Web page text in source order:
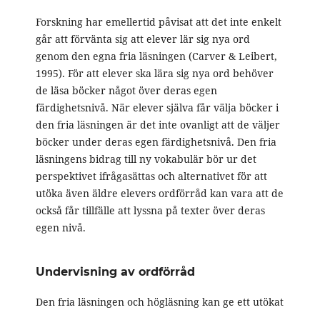
Forskning har emellertid påvisat att det inte enkelt
går att förvänta sig att elever lär sig nya ord
genom den egna fria läsningen (Carver & Leibert,
1995). För att elever ska lära sig nya ord behöver
de läsa böcker något över deras egen
färdighetsnivå. När elever själva får välja böcker i
den fria läsningen är det inte ovanligt att de väljer
böcker under deras egen färdighetsnivå. Den fria
läsningens bidrag till ny vokabulär bör ur det
perspektivet ifrågasättas och alternativet för att
utöka även äldre elevers ordförråd kan vara att de
också får tillfälle att lyssna på texter över deras
egen nivå.
Undervisning av ordförråd
Den fria läsningen och högläsning kan ge ett utökat